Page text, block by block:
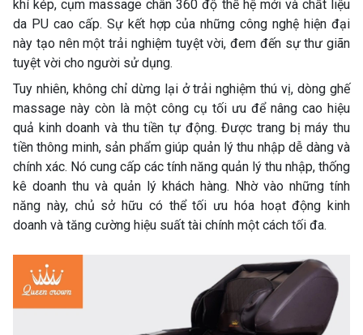
khí kép, cụm massage chân 360 độ thế hệ mới và chất liệu
da PU cao cấp. Sự kết hợp của những công nghệ hiện đại
này tạo nên một trải nghiệm tuyệt vời, đem đến sự thư giãn
tuyệt vời cho người sử dụng.
Tuy nhiên, không chỉ dừng lại ở trải nghiệm thú vị, dòng ghế
massage này còn là một công cụ tối ưu để nâng cao hiệu
quả kinh doanh và thu tiền tự động. Được trang bị máy thu
tiền thông minh, sản phẩm giúp quản lý thu nhập dễ dàng và
chính xác. Nó cung cấp các tính năng quản lý thu nhập, thống
kê doanh thu và quản lý khách hàng. Nhờ vào những tính
năng này, chủ sở hữu có thể tối ưu hóa hoạt động kinh
doanh và tăng cường hiệu suất tài chính một cách tối đa.